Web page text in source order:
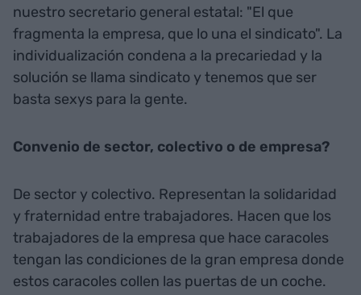
nuestro secretario general estatal: "El que
fragmenta la empresa, que lo una el sindicato". La
individualización condena a la precariedad y la
solución se llama sindicato y tenemos que ser
basta sexys para la gente.
Convenio de sector, colectivo o de empresa?
De sector y colectivo. Representan la solidaridad
y fraternidad entre trabajadores. Hacen que los
trabajadores de la empresa que hace caracoles
tengan las condiciones de la gran empresa donde
estos caracoles collen las puertas de un coche.